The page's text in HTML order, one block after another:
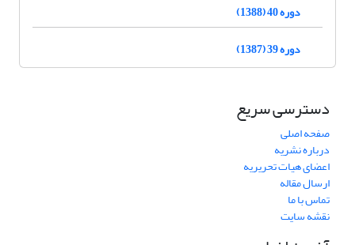
دوره 40 (1388)
دوره 39 (1387)
دسترسی سریع
صفحه اصلی
درباره نشریه
اعضای هیات تحریریه
ارسال مقاله
تماس با ما
نقشه سایت